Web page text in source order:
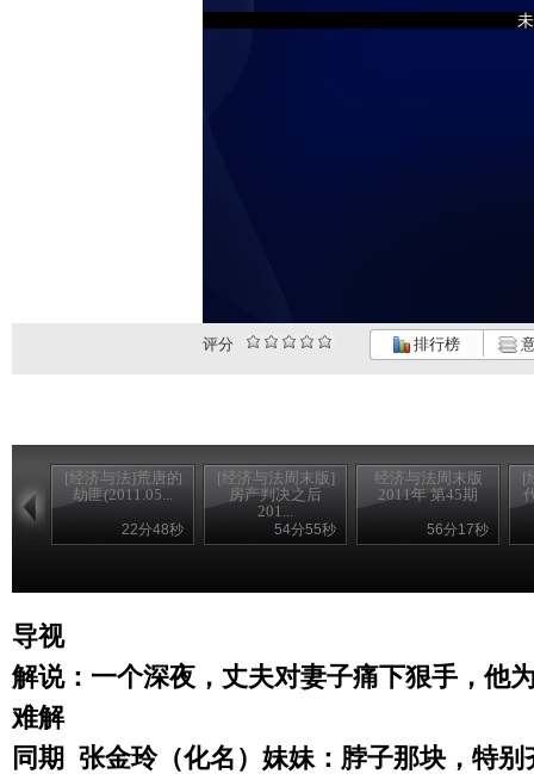
评分 排行榜
[经济与法]荒唐的
劫匪(2011.05...
22分48秒
[经济与法周末版]
房产判决之后
201...
54分55秒
经济与法周末版
2011年 第45期
56分17秒
[
导视
解说：一个深夜，丈夫对妻子痛下狠手，他
难解
同期 张金玲（化名）妹妹：脖子那块，特别